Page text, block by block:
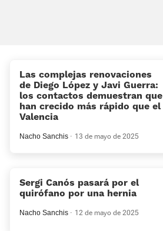
Las complejas renovaciones
de Diego López y Javi Guerra:
los contactos demuestran que
han crecido más rápido que el
Valencia
Nacho Sanchis 13 de mayo de 2025
Sergi Canós pasará por el
quirófano por una hernia
Nacho Sanchis 12 de mayo de 2025